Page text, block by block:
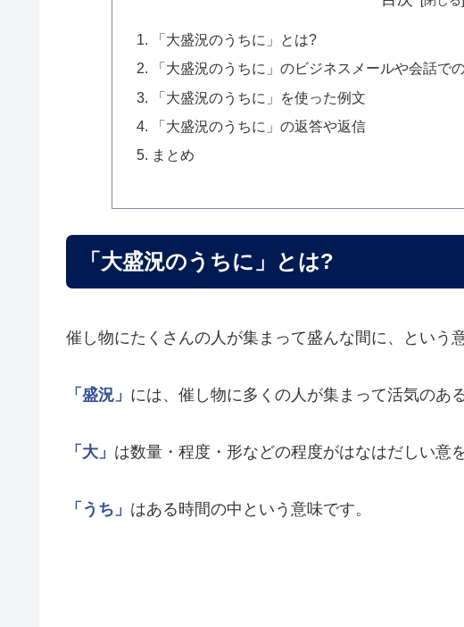
「大盛況のうちに」とは?
「大盛況のうちに」のビジネスメールや会話で
「大盛況のうちに」を使った例文
「大盛況のうちに」の返答や返信
まとめ
「大盛況のうちに」とは?
催し物にたくさんの人が集まって盛んな間に、という
「盛況」 には、催し物に多くの人が集まって活気のあ
「大」 は数量・程度・形などの程度がはなはだしい意
「うち」 はある時間の中という意味です。